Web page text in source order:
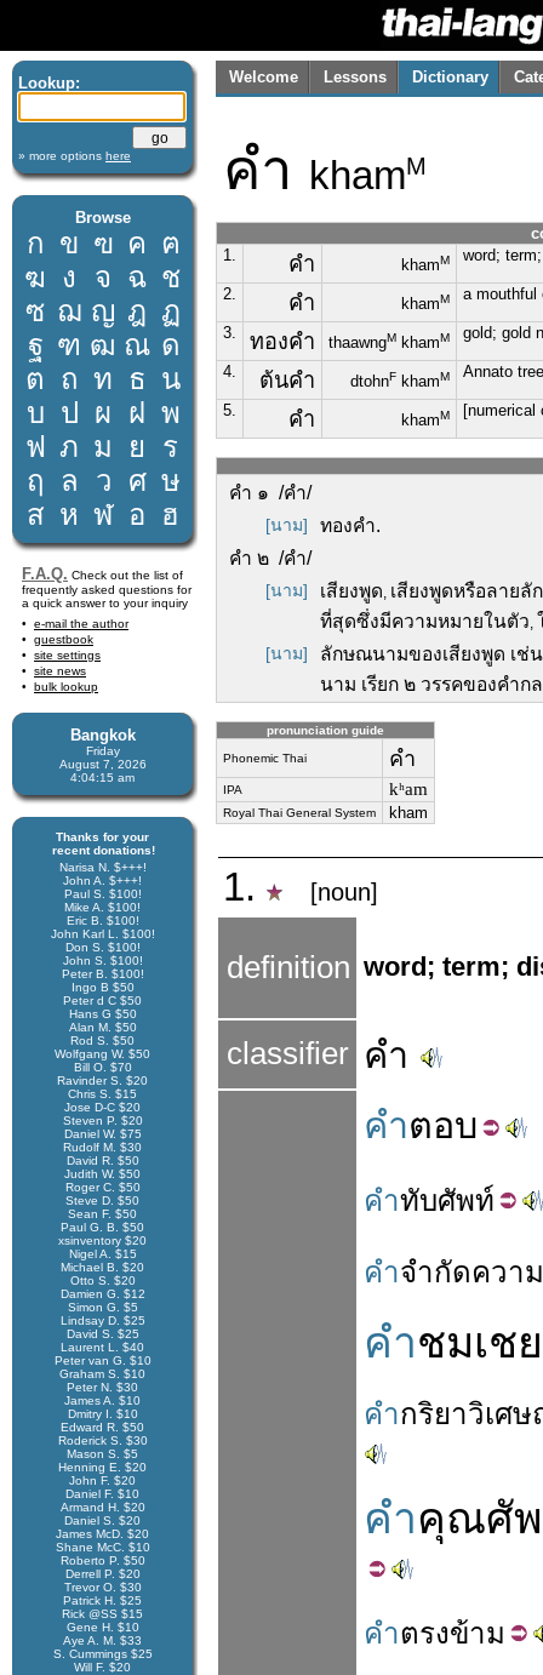
Lookup:
» more options here
Browse
ก ข ฃ ค ฅ
ฆ ง จ ฉ ช
ซ ฌ ญ ฎ ฏ
ฐ ฑ ฒ ณ ด
ต ถ ท ธ น
บ ป ผ ฝ พ
ฟ ภ ม ย
ร
ฤ
ล ว ศ ษ
ส ห ฬ อ ฮ
F.A.Q. Check out the list of
frequently asked questions for
a quick answer to your inquiry
e-mail the author
guestbook
site settings
site news
bulk lookup
Bangkok
Friday
August 7, 2026
4:04:16 am
Thanks for your
recent donations!
Narisa N. $+++!
John A. $+++!
Paul S. $100!
Mike A. $100!
Eric B. $100!
John Karl L. $100!
Don S. $100!
John S. $100!
Peter B. $100!
Ingo B $50
Peter d C $50
Hans G $50
Alan M. $50
Rod S. $50
Wolfgang W. $50
Bill O. $70
Ravinder S. $20
Chris S. $15
Jose D-C $20
Steven P. $20
Daniel W. $75
Rudolf M. $30
David R. $50
Judith W. $50
Roger C. $50
Steve D. $50
Sean F. $50
Paul G. B. $50
xsinventory $20
Nigel A. $15
Michael B. $20
Otto S. $20
Damien G. $12
Simon G. $5
Lindsay D. $25
David S. $25
Laurent L. $40
Peter van G. $10
Graham S. $10
Peter N. $30
James A. $10
Dmitry I. $10
Edward R. $50
Roderick S. $30
Mason S. $5
Henning E. $20
John F. $20
Daniel F. $10
Armand H. $20
Daniel S. $20
James McD. $20
Shane McC. $10
Roberto P. $50
Derrell P. $20
Trevor O. $30
Patrick H. $25
Rick @SS $15
Gene H. $10
Aye A. M. $33
S. Cummings $25
Will F. $20
Welcome Lessons Dictionary
คำ khamM
1.
คำ khamM word;
2. คำ khamM a mouthful
3. ทองคำ thaawngM khamM gold; gold
4. ต้นคำ dtohnF khamM Annato
5. คำ khamM [numerical
คำ ๑ /คำ/
[นาม]
ทองคำ.
คำ ๒ /คำ/
[นาม] เสียงพูด, เสียงพูดหรือลาย
ที่สุดซึ่งมีความหมายในตัว,
[นาม]
ลักษณนามของเสียงพูด เช่
นาม เรียก ๒ วรรคของคำก
pronunciation guide
Phonemic Thai คำ
IPA kʰam
Royal Thai General System kham
1. [noun]
definition word; term;
classifier คำ
คำตอบ
คำทับศัพท์
คำจำกัดความ
คำชมเชย
คำกริยาวิเศ
คำคุณศั
คำตรงข้าม